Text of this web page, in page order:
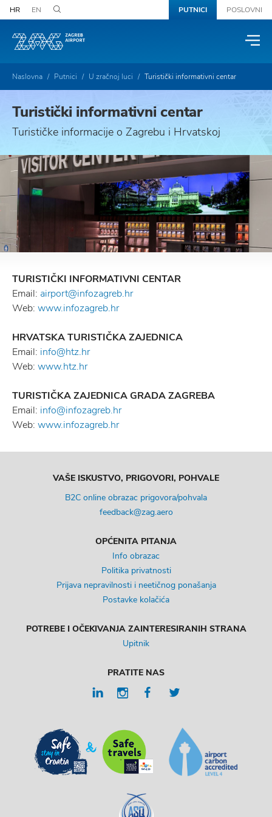
HR EN PUTNICI POSLOVNI
Naslovna Putnici U zračnoj luci Turistički informativni centar
Turistički informativni centar
Turističke informacije o Zagrebu i Hrvatskoj
TURISTIČKI INFORMATIVNI CENTAR
Email: airport@infozagreb.hr
Web: www.infozagreb.hr
HRVATSKA TURISTIČKA ZAJEDNICA
Email: info@htz.hr
Web: www.htz.hr
TURISTIČKA ZAJEDNICA GRADA ZAGREBA
Email: info@infozagreb.hr
Web: www.infozagreb.hr
VAŠE ISKUSTVO, PRIGOVORI, POHVALE
B2C online obrazac prigovora/pohvala
feedback@zag.aero
OPĆENITA PITANJA
Info obrazac
Politika privatnosti
Prijava nepravilnosti i neetičnog ponašanja
Postavke kolačića
POTREBE I OČEKIVANJA ZAINTERESIRANIH STRANA
Upitnik
PRATITE NAS